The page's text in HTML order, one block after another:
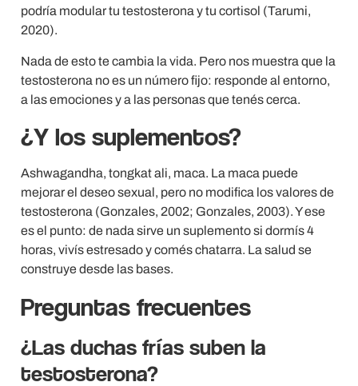
podría modular tu testosterona y tu cortisol (Tarumi,
2020).
Nada de esto te cambia la vida. Pero nos muestra que la
testosterona no es un número fijo: responde al entorno,
a las emociones y a las personas que tenés cerca.
¿Y los suplementos?
Ashwagandha, tongkat ali, maca. La maca puede
mejorar el deseo sexual, pero no modifica los valores de
testosterona (Gonzales, 2002; Gonzales, 2003). Y ese
es el punto: de nada sirve un suplemento si dormís 4
horas, vivís estresado y comés chatarra. La salud se
construye desde las bases.
Preguntas frecuentes
¿Las duchas frías suben la
testosterona?